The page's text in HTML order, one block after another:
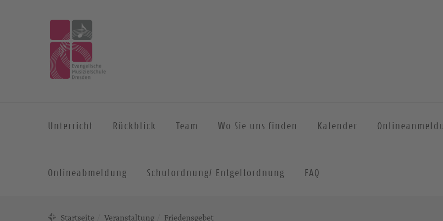
Unterricht Rückblick Team Wo Sie uns finden Kalender
Onlineabmeldung Schulordnung/ Entgeltordnung FAQ
Startseite Veranstaltung Friedensgebet